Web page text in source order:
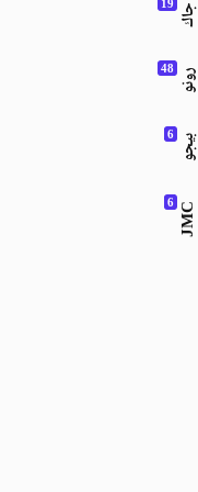
جاك
رونو
بيجو
JMC